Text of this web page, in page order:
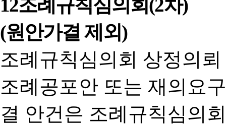
12조례규칙심의회(2차)
(원안가결 제외)
조례규칙심의회 상정의
조례공포안 또는 재의요
결 안건은 조례규칙심의